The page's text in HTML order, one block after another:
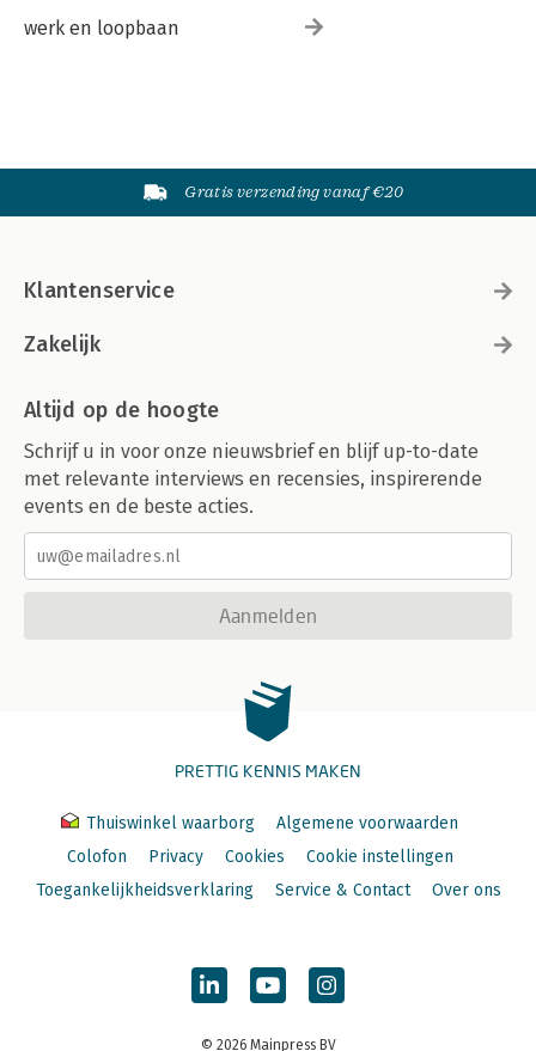
werk en loopbaan
Gratis verzending vanaf €20
Klantenservice
Zakelijk
Altijd op de hoogte
Schrijf u in voor onze nieuwsbrief en blijf up-to-date
met relevante interviews en recensies, inspirerende
events en de beste acties.
Aanmelden
PRETTIG KENNIS MAKEN
Thuiswinkel waarborg
Algemene voorwaarden
Colofon
Privacy Cookies
Cookie instellingen
Toegankelijkheidsverklaring
Service & Contact Over ons
© 2026 Mainpress BV